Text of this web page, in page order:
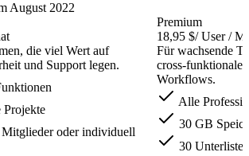
August 2022
die viel Wert auf
und Support legen.
oder individuell
Premium
18,95 $/ User /
Für wachsende
cross-
Workflows.
Alle
30 GB
30 Unterlisten